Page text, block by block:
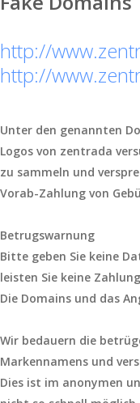
http://
http://
Unter den genannten
Logos von zentrada
zu sammeln und
Vorab-Zahlung von
Betrugswarnung
Bitte geben Sie keine
leisten Sie keine
Die Domains und das
Wir bedauern die
Markennamens und
Dies ist im anonymen